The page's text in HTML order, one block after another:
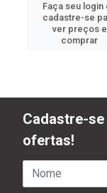
Faça seu login
cadastre-se
ver preços e
comprar
Cadastre-
ofertas!